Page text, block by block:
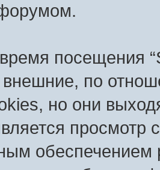
посещения
внешние, по
но они